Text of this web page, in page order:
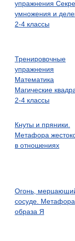
упражнения
умножения и
2-4 классы
Тренировочные
упражнения
Математика
Магические
2-4 классы
Кнуты и пряники.
Метафора
в отношениях
Огонь,
сосуде. Метафора
образа Я